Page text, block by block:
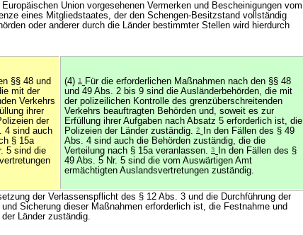
Union vorgesehenen Vermerken und Bescheinigungen vom
eines Mitgliedstaates, der den Schengen-Besitzstand vollständig
oder anderer durch die Länder bestimmter Stellen wird hierdurch
§§ 48 und
mit der
Verkehrs
ihrer
der
4 sind auch
§ 15a
5 sind die
(4) 1
Für die erforderlichen Maßnahmen nach den §§ 48
und 49 Abs. 2 bis 9 sind die Ausländerbehörden, die mit
der polizeilichen Kontrolle des grenzüberschreitenden
Verkehrs beauftragten Behörden und, soweit es zur
Erfüllung ihrer Aufgaben nach Absatz 5 erforderlich ist, die
Polizeien der Länder zuständig. 2
In den Fällen des § 49
Abs. 4 sind auch die Behörden zuständig, die die
Verteilung nach § 15a veranlassen. 3
In den Fällen des §
49 Abs. 5 Nr. 5 sind die vom Auswärtigen Amt
ermächtigten Auslandsvertretungen zuständig.
der Verlassenspflicht des § 12 Abs. 3 und die Durchführung der
Sicherung dieser Maßnahmen erforderlich ist, die Festnahme und
Länder zuständig.